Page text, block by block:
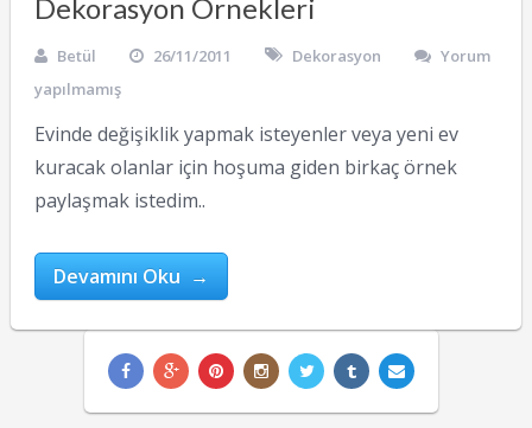
Dekorasyon Örnekleri
Betül 26/11/2011 Dekorasyon
Yorum
yapılmamış
Evinde değişiklik yapmak isteyenler veya yeni ev
kuracak olanlar için hoşuma giden birkaç örnek
paylaşmak istedim..
Devamını Oku →